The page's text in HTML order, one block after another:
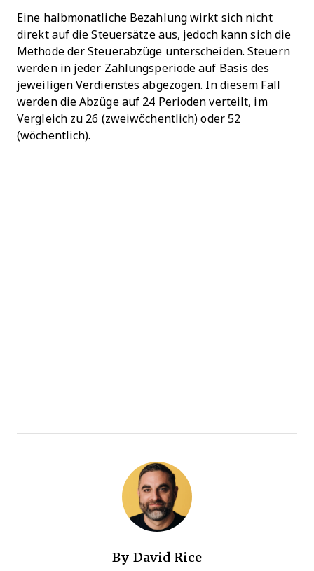
Eine halbmonatliche Bezahlung wirkt sich nicht
direkt auf die Steuersätze aus, jedoch kann sich die
Methode der Steuerabzüge unterscheiden. Steuern
werden in jeder Zahlungsperiode auf Basis des
jeweiligen Verdienstes abgezogen. In diesem Fall
werden die Abzüge auf 24 Perioden verteilt, im
Vergleich zu 26 (zweiwöchentlich) oder 52
(wöchentlich).
By David Rice